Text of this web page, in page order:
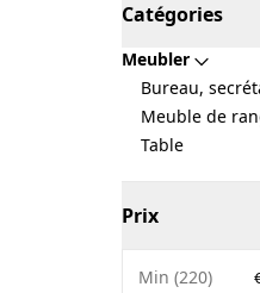
Catégories
Meubler
Bureau,
Meuble de
Table
Prix